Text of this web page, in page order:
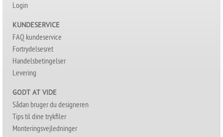
Login
KUNDESERVICE
FAQ kundeservice
Fortrydelsesret
Handelsbetingelser
Levering
GODT AT VIDE
Sådan bruger du designeren
Tips til dine trykfiler
Monteringsvejledninger